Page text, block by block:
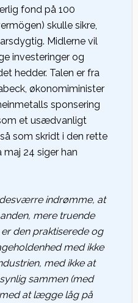
fond på 100
skulle sikre,
Midlerne vil
investeringer og
hedder. Talen er fra
økonomiminister
sponsering
et usædvanligt
som skridt i den rette
maj 24 siger han
indrømme, at
mere truende
den praktiserede og
med ikke
med ikke at
sammen (med
at lægge låg på